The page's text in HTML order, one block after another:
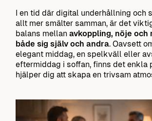
I en tid där digital underhållning och
allt mer smälter samman, är det
balans mellan avkoppling, nöje och
både sig själv och andra. Oavsett
elegant middag, en spelkväll eller
eftermiddag i soffan, finns det enkla
hjälper dig att skapa en trivsam